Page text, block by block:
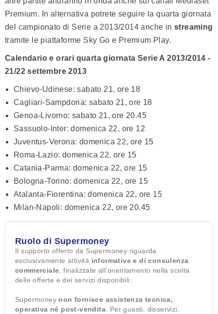
Premium. In alternativa potrete seguire la quarta giornata
del campionato di Serie a 2013/2014 anche in streaming
tramite le piattaforme Sky Go e Premium Play.
Calendario e orari quarta giornata Serie A 2013/2014 -
21/22 settembre 2013
Chievo-Udinese: sabato 21, ore 18
Cagliari-Sampdoria: sabato 21, ore 18
Genoa-Livorno: sabato 21, ore 20.45
Sassuolo-Inter: domenica 22, ore 12
Juventus-Verona: domenica 22, ore 15
Roma-Lazio: domenica 22, ore 15
Catania-Parma: domenica 22, ore 15
Bologna-Torino: domenica 22, ore 15
Atalanta-Fiorentina: domenica 22, ore 15
Milan-Napoli: domenica 22, ore 20.45
Ruolo di Supermoney
Il supporto offerto da Supermoney riguarda
esclusivamente attività informative e di consulenza
commerciale , finalizzate all’orientamento nella scelta
delle offerte e dei servizi disponibili.
Supermoney non fornisce assistenza tecnica,
operativa né post-vendita . Per guasti, disservizi,